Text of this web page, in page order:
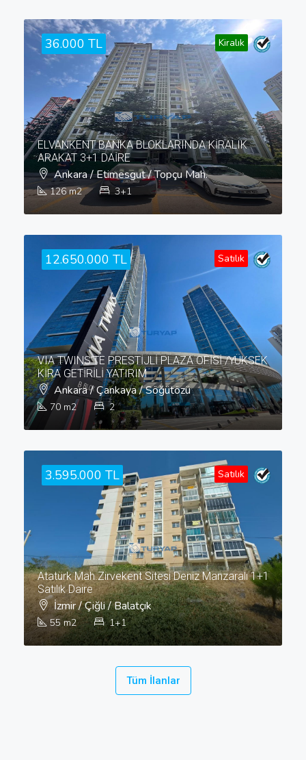
36.000 TL Kiralık
ELVANKENT BANKA BLOKLARINDA KİRALIK
ARAKAT 3+1 DAİRE
126 m2 3+1
Ankara / Etimesgut / Topçu Mah.
12.650.000 TL Satılık
VIA TWINS'TE PRESTİJLİ PLAZA OFİSİ /YÜKSEK
KİRA GETİRİLİ YATIRIM
70 m2 2
Ankara / Çankaya / Söğütözü
3.595.000 TL Satılık
Atatürk Mah.Zirvekent Sitesi Deniz Manzaralı 1+1
Satılık Daire
55 m2 1+1
İzmir / Çiğli / Balatçık
Tüm İlanlar